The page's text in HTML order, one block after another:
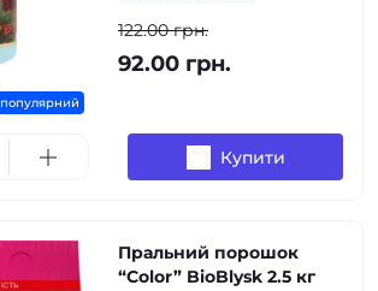
популярний
122.00 грн.
92.00 грн.
Купити
Пральний порошок
“Color” BioBlysk 2.5 кг